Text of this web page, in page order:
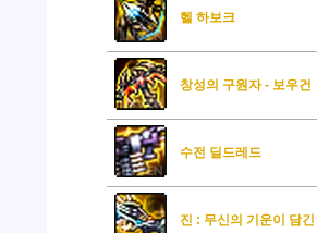
헬 하보크
창성의 구원자 - 보우건
수전 딜드레드
진 : 무신의 기운이 담